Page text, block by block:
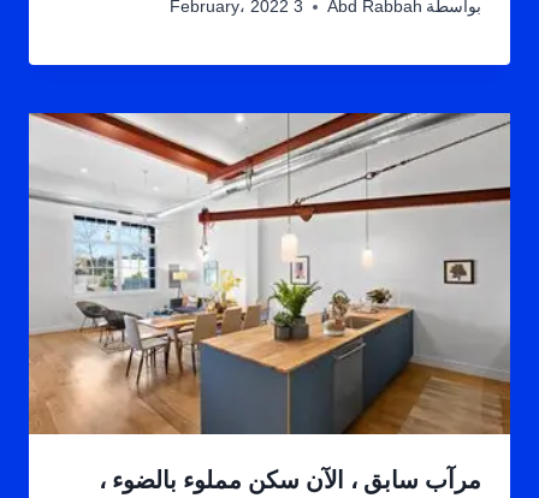
بواسطة Abd Rabbah 3 February، 2022
مرآب سابق ، الآن سكن مملوء بالضوء ،